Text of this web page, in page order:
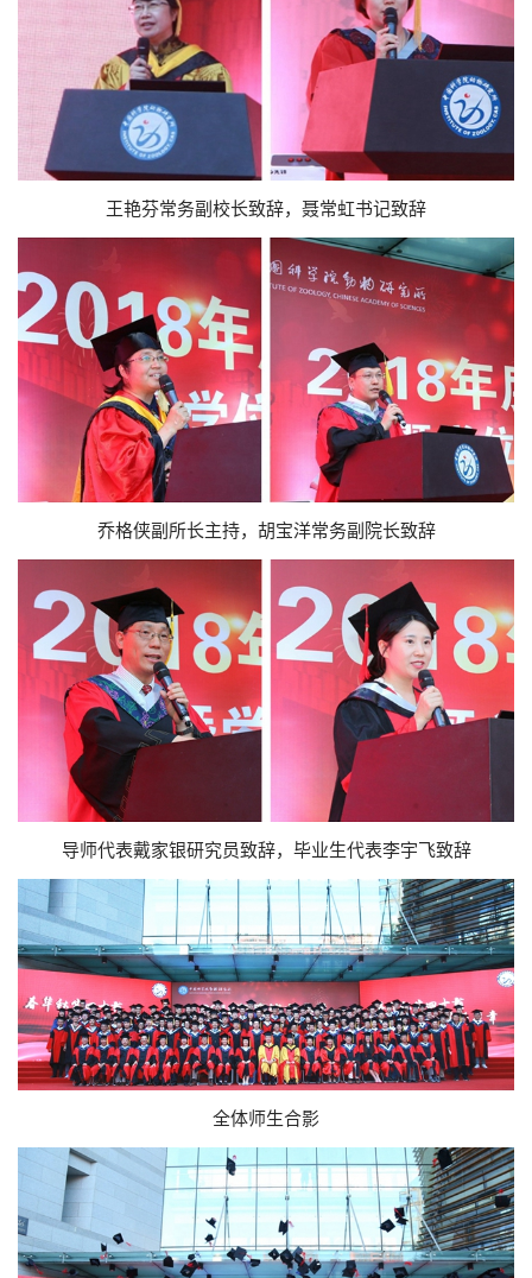
王艳芬常务副校长致辞，聂常虹书记致辞
乔格侠副所长主持，胡宝洋常务副院长致辞
导师代表戴家银研究员致辞，毕业生代表李宇飞致辞
全体师生合影